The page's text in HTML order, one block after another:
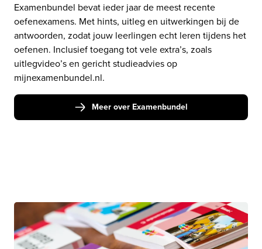
Examenbundel bevat ieder jaar de meest recente
oefenexamens. Met hints, uitleg en uitwerkingen bij de
antwoorden, zodat jouw leerlingen echt leren tijdens het
oefenen. Inclusief toegang tot vele extra’s, zoals
uitlegvideo’s en gericht studieadvies op
mijnexamenbundel.nl.
Meer over Examenbundel